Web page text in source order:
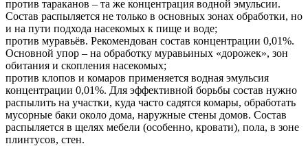
против тараканов – та же концентрация водной эмульсии.
Состав распыляется не только в основных зонах обработки, но
и на пути подхода насекомых к пище и воде;
против муравьёв. Рекомендован состав концентрации 0,01%.
Основной упор – на обработку муравьиных «дорожек», зон
обитания и скопления насекомых;
против клопов и комаров применяется водная эмульсия
концентрации 0,01%. Для эффективной борьбы состав нужно
распылить на участки, куда часто садятся комары, обработать
мусорные баки около дома, наружные стены домов. Состав
распыляется в щелях мебели (особенно, кровати), пола, в зоне
плинтусов, стен.